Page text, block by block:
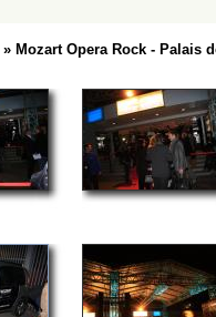
» Mozart Opera Rock - Palais